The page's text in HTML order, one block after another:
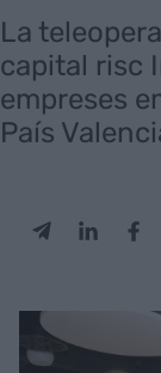
La
capital risc
empreses
País